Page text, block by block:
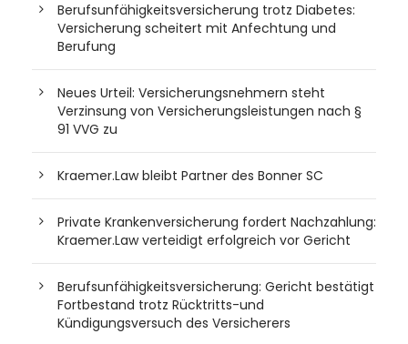
Berufsunfähigkeitsversicherung trotz Diabetes:
Versicherung scheitert mit Anfechtung und
Berufung
Neues Urteil: Versicherungsnehmern steht
Verzinsung von Versicherungsleistungen nach §
91 VVG zu
Kraemer.Law bleibt Partner des Bonner SC
Private Krankenversicherung fordert Nachzahlung:
Kraemer.Law verteidigt erfolgreich vor Gericht
Berufsunfähigkeitsversicherung: Gericht bestätigt
Fortbestand trotz Rücktritts-und
Kündigungsversuch des Versicherers